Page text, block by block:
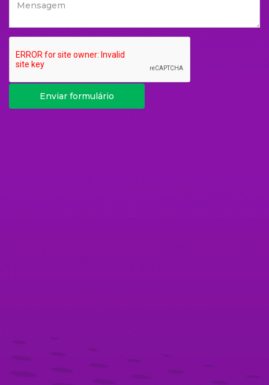
Enviar formulário